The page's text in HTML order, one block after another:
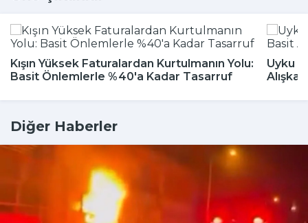
Kışın Yüksek Faturalardan Kurtulmanın Yolu:
Basit Önlemlerle %40'a Kadar Tasarruf
Uyku
Diğer Haberler